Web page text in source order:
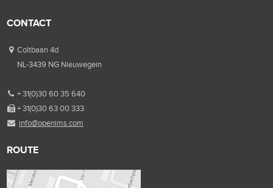
CONTACT
Coltbaan 4d
NL-3439 NG Nieuwegein
+ 31(0)30 60 35 640
+ 31(0)30 63 00 333
info@openims.com
ROUTE